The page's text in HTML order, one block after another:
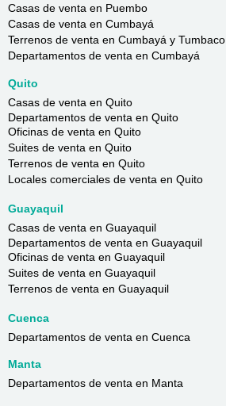
Casas de venta en Puembo
Casas de venta en Cumbayá
Terrenos de venta en Cumbayá y Tumbaco
Departamentos de venta en Cumbayá
Quito
Casas de venta en Quito
Departamentos de venta en Quito
Oficinas de venta en Quito
Suites de venta en Quito
Terrenos de venta en Quito
Locales comerciales de venta en Quito
Guayaquil
Casas de venta en Guayaquil
Departamentos de venta en Guayaquil
Oficinas de venta en Guayaquil
Suites de venta en Guayaquil
Terrenos de venta en Guayaquil
Cuenca
Departamentos de venta en Cuenca
Manta
Departamentos de venta en Manta